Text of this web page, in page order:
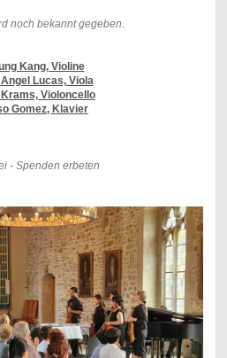
noch bekannt gegeben.
Kang, Violine
Lucas, Viola
Violoncello
Gomez, Klavier
- Spenden erbeten